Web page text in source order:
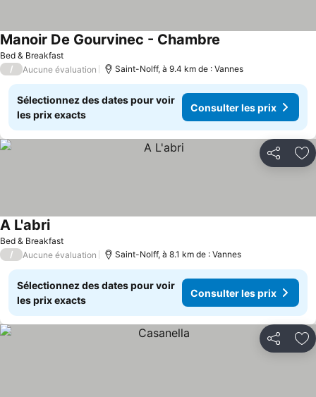
Bed & Breakfast
Manoir De Gourvinec - Chambre
/ Aucune évaluation Saint-Nolff, à 9.4 km de : Vannes
Sélectionnez des dates pour voir
les prix exacts
Consulter les prix
Partager
Bed & Breakfast
A L'abri
/ Aucune évaluation Saint-Nolff, à 8.1 km de : Vannes
Sélectionnez des dates pour voir
les prix exacts
Consulter les prix
Partager